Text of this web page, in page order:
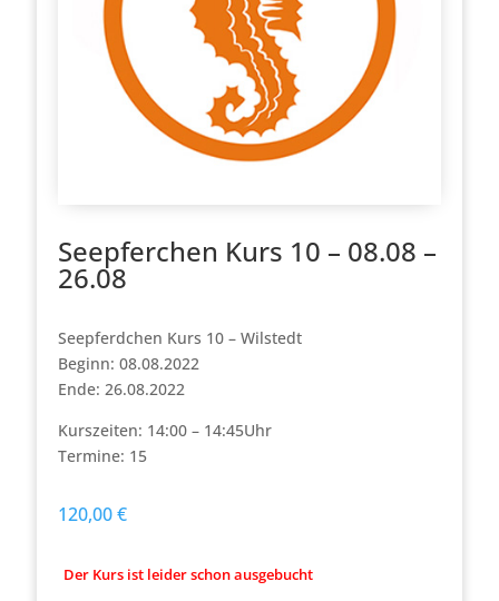
Seepferchen Kurs 10 – 08.08 –
26.08
Seepferdchen Kurs 10 – Wilstedt
Beginn: 08.08.2022
Ende: 26.08.2022
Kurszeiten: 14:00 – 14:45Uhr
Termine: 15
120,00€
Der Kurs ist leider schon ausgebucht